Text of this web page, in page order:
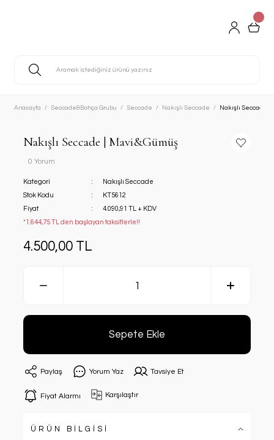
Anasayfa Seccade&Bohça Grubu Seccade Nakışlı Seccade Nakışlı Seccade |
Nakışlı Seccade | Mavi&Gümüş
0 Yorum
Kategori
Nakışlı Seccade
Stok Kodu
KT5612
Fiyat
4.090,91 TL + KDV
*1.644,75 TL den başlayan taksitlerle!!
4.500,00 TL
Sepete Ekle
Paylaş Yorum Yaz Tavsiye Et
Fiyat Alarmı Karşılaştır
ÜRÜN BİLGİSİ